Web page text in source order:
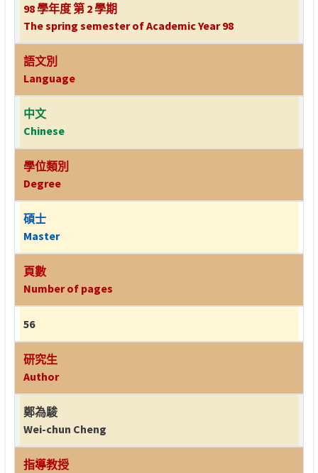
98 學年度 第 2 學期
The spring semester of Academic Year 98
語文別
Language
中文
Chinese
學位類別
Degree
碩士
Master
頁數
Number of pages
56
研究生
Author
鄭為駿
Wei-chun Cheng
指導教授